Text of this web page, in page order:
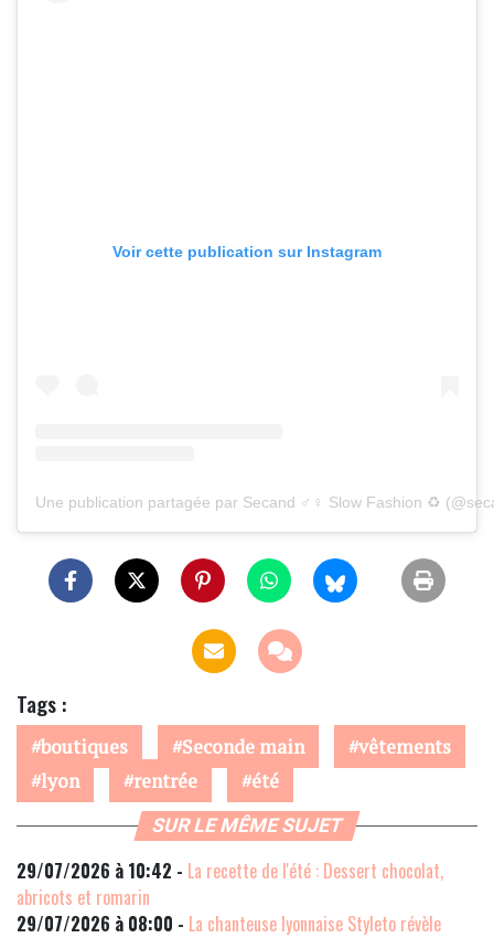
Voir cette publication sur Instagram
Une publication partagée par Secand ♂️♀️ Slow Fashion ♻️
Tags :
boutiques Seconde main
vêtements
lyon
rentrée été
SUR LE MÊME SUJET
29/07/2026 à 10:42 - La recette de l'été : Dessert chocolat,
abricots et romarin
29/07/2026 à 08:00 - La chanteuse lyonnaise Styleto révèle